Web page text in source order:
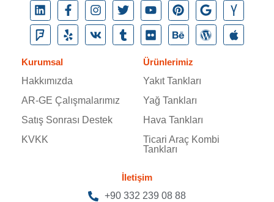
Kurumsal
Hakkımızda
AR-GE Çalışmalarımız
Satış Sonrası Destek
KVKK
Ürünlerimiz
Yakıt Tankları
Yağ Tankları
Hava Tankları
Ticari Araç Kombi
Tankları
İletişim
+90 332 239 08 88